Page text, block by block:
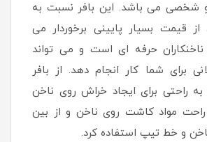
و شخصی می باشد. این بافر نسبت به
قیمت بسیار پایینی برخوردار می
حرفه ای است و می تواند
برای شما کار انجام دهد. از بافر
راحتی برای ایجاد خراش روی ناخن
مواد کاشت روی ناخن و از بین
و خط تیپ استفاده کرد.